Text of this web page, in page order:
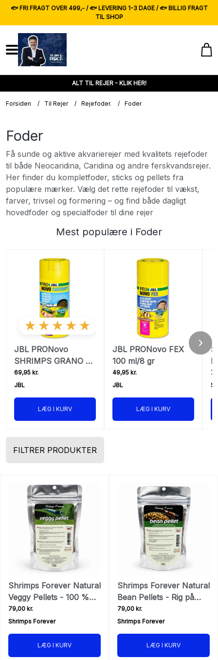
🐟 FRI FRAGT OVER 499,- / 🐟 LEVERING 1-3 DAGE / 🐟 BILLIG FRAGT
TIL SHOP
ALT TIL REJER - KLIK HER!
Forsiden / Til Rejer / Rejefoder. / Foder
Foder
Få sunde og aktive akvarierejer med kvalitets rejefoder
til både Neocaridina, Caridina og andre ferskvandsrejer.
Her finder du kompletfoder, sticks og pellets fra
populære mærker. Vælg det rette rejefoder til vækst,
farver, trivsel og formering – og find både dagligt
hovedfoder og specialfoder til dine rejer
Mest populære i Foder
★★★★★
JBL PRONovo
SHRIMPS GRANO S
250 ml/145 gr
69,95 kr.
JBL
LÆG I KURV
JBL PRONovo FEX
100 ml/8 gr
49,95 kr.
JBL
LÆG I KURV
FILTRER PRODUKTER
Shrimps Forever Natural
Veggy Pellets - 100 %
vegetabilsk rejefoder
79,00 kr.
Shrimps Forever
LÆG I KURV
Shrimps Forever Natural
Bean Pellets - Rig på
fibre, proteiner og
mineraler
79,00 kr.
Shrimps Forever
LÆG I KURV